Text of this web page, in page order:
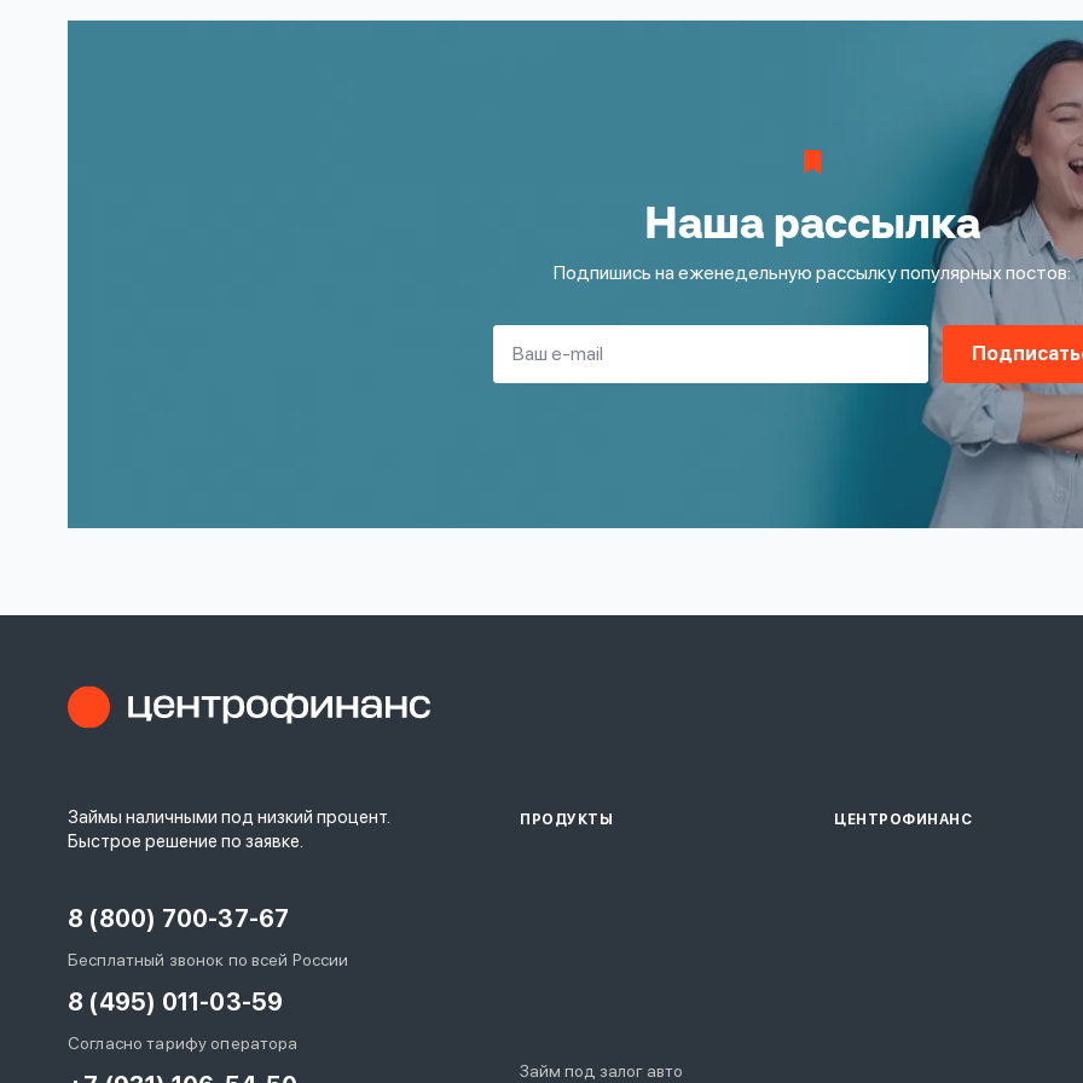
Наша рассылка
Подпишись на еженедельную рассылку популярных постов:
Займы наличными под низкий процент.
Быстрое решение по заявке.
8 (800) 700-37-67
Бесплатный звонок по всей России
8 (495) 011-03-59
Согласно тарифу оператора
ПРОДУКТЫ
Займ под залог авто
ЦЕНТРОФИНАНС